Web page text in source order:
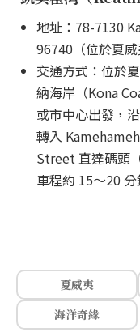
地址：78-7130
96740（位於夏威
交通方式：位於
納海岸（Kona
或市中心出發，
轉入
Street 直達碼頭
車程約 15～20 分
夏威夷
海洋奇緣